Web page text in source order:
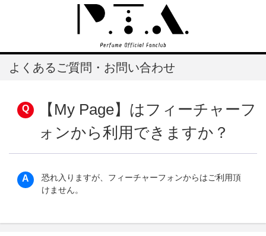
よくあるご質問・お問い合わせ
【My Page】はフィーチャーフ
ォンから利用できますか？
恐れ入りますが、フィーチャーフォンからはご利用頂
けません。